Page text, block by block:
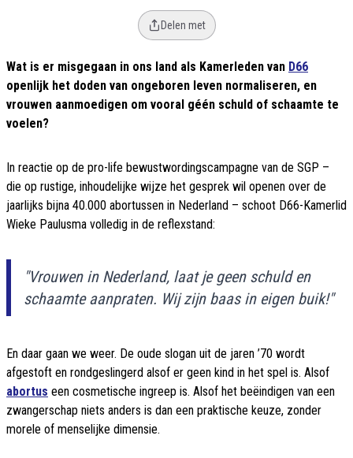
Delen met
Wat is er misgegaan in ons land als Kamerleden van D66
openlijk het doden van ongeboren leven normaliseren, en
vrouwen aanmoedigen om vooral géén schuld of schaamte te
voelen?
In reactie op de pro-life bewustwordingscampagne van de SGP –
die op rustige, inhoudelijke wijze het gesprek wil openen over de
jaarlijks bijna 40.000 abortussen in Nederland – schoot D66-Kamerlid
Wieke Paulusma volledig in de reflexstand:
"Vrouwen in Nederland, laat je geen schuld en
schaamte aanpraten. Wij zijn baas in eigen buik!"
En daar gaan we weer. De oude slogan uit de jaren ’70 wordt
afgestoft en rondgeslingerd alsof er geen kind in het spel is. Alsof
abortus een cosmetische ingreep is. Alsof het beëindigen van een
zwangerschap niets anders is dan een praktische keuze, zonder
morele of menselijke dimensie.